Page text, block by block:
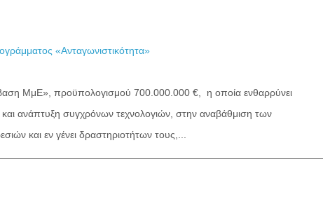
«Ανταγωνιστικότητα»
ΜμΕ», προϋπολογισμού 700.000.000 €, η οποία ενθαρρύνει
ανάπτυξη συγχρόνων τεχνολογιών, στην αναβάθμιση των
και εν γένει δραστηριοτήτων τους,...